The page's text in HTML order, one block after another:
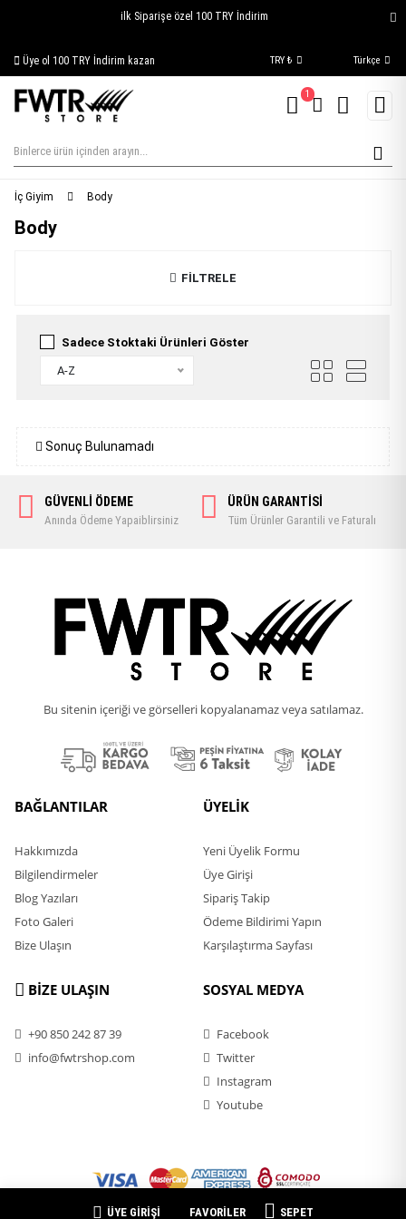
ilk Siparişe özel 100 TRY İndirim
Üye ol 100 TRY İndirim kazan Siparişim Nerede?
TRY ₺ Türkçe
1
ÜYE GİRİŞİ FAVORİLER SEPET
İç Giyim Body
Body
FİLTRELE
Sadece Stoktaki Ürünleri Göster
A-Z
Sonuç Bulunamadı
GÜVENLİ ÖDEME
Anında Ödeme Yapaiblirsiniz
ÜRÜN GARANTİSİ
Tüm Ürünler Garantili ve Faturalı
Bu sitenin içeriği ve görselleri kopyalanamaz veya satılamaz.
BAĞLANTILAR
Hakkımızda
Bilgilendirmeler
Blog Yazıları
Foto Galeri
Bize Ulaşın
ÜYELİK
Yeni Üyelik Formu
Üye Girişi
Sipariş Takip
Ödeme Bildirimi Yapın
Karşılaştırma Sayfası
BİZE ULAŞIN
+90 850 242 87 39
info@fwtrshop.com
SOSYAL MEDYA
Facebook
Twitter
Instagram
Youtube